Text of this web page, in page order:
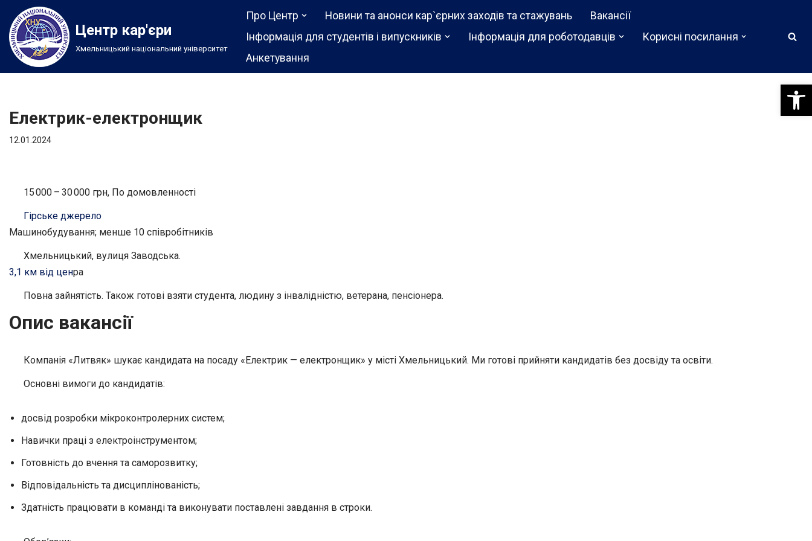
Перейти
до
вмісту
Центр кар'єри
Хмельницький національний університет
Про Центр Новини та анонси кар`єрних заходів та стажувань
Вакансії
Інформація для студентів і випускників
Інформація для роботодавців
Корисні посилання
Анкетування
Електрик-електронщик
12.01.2024
15 000 – 30 000 грн, По домовленності
Гірське джерело
Машинобудування; менше 10 співробітників
Хмельницький, вулиця Заводська.
3,1 км від ценра
Повна зайнятість. Також готові взяти студента, людину з інвалідністю, ветерана, пенсіонера.
Опис вакансії
Компанія «Литвяк» шукає кандидата на посаду «Електрик — електронщик» у місті Хмельницький. Ми готові прийняти кандидатів без досвіду та освіти.
Основні вимоги до кандидатів:
досвід розробки мікроконтролерних систем;
Навички праці з електроінструментом;
Готовність до вчення та саморозвитку;
Відповідальність та дисциплінованість;
Здатність працювати в команді та виконувати поставлені завдання в строки.